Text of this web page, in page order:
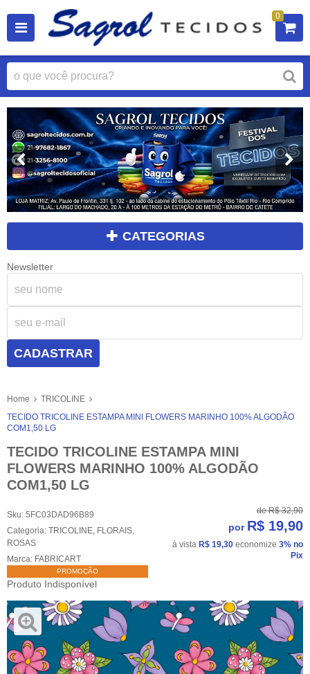
0
CATEGORIAS
Newsletter
CADASTRAR
Home
TRICOLINE
TECIDO TRICOLINE ESTAMPA MINI FLOWERS MARINHO 100% ALGODÃO
COM1,50 LG
TECIDO TRICOLINE ESTAMPA MINI
FLOWERS MARINHO 100% ALGODÃO
COM1,50 LG
Sku: 5FC03DAD96B89
Categoria: TRICOLINE, FLORAIS,
ROSAS
Marca: FABRICART
PROMOÇÃO
Produto Indisponível
de R$ 32,90
por R$ 19,90
à vista R$ 19,30 economize 3% no
Pix